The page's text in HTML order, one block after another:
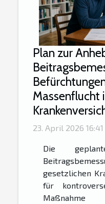
Plan zur
Massenflucht
23. April 2026 16:41
Die
gesetzlichen
für
Maßnahme